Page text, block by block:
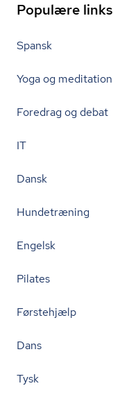
Populære links
Spansk
Yoga og meditation
Foredrag og debat
IT
Dansk
Hundetræning
Engelsk
Pilates
Førstehjælp
Dans
Tysk